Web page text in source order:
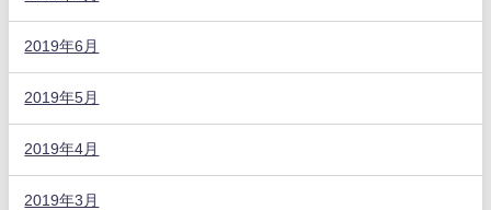
2019年6月
2019年5月
2019年4月
2019年3月